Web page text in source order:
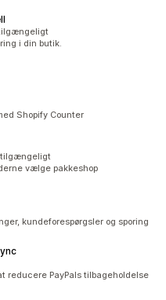
i din butik.
Shopify Counter
tilgængeligt
vælge pakkeshop
kundeforespørgsler og sporing
reducere PayPals tilbageholdelse